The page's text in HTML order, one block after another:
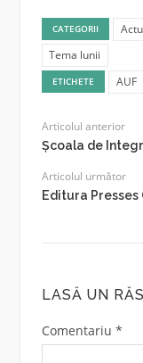
CATEGORII
Tema lunii
ETICHETE AUF
Articolul anterior
Școala de
Articolul următor
Editura Presses
LASĂ UN
Comentariu *